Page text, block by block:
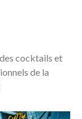
cocktails et
de la